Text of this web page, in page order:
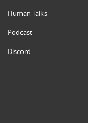
Human Talks
Podcast
Discord